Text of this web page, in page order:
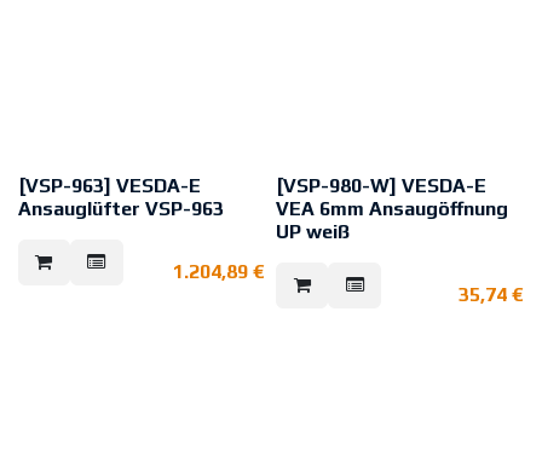
[VSP-963] VESDA-E
Ansauglüfter VSP-963
VEP Melder.
1.204,89 €
[VSP-980-W] VESDA-E
VEA 6mm Ansaugöffnung
UP weiß
Ansaugrauchmelder VEA mit 6mm
Kapillarschlauch.
35,74€